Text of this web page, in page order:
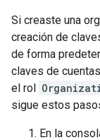
Si creaste una
creación de
de forma
claves de
el rol
sigue estos
En la